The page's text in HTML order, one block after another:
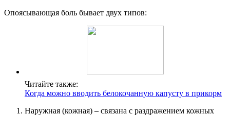
Опоясывающая боль бывает двух типов:
Читайте также:
Когда можно вводить белокочанную капусту в прикорм
Наружная (кожная) – связана с раздражением кожных